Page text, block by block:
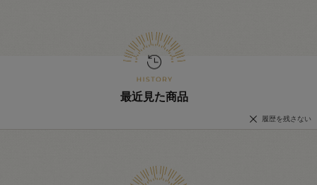
最近見た商品
履歴を残さない